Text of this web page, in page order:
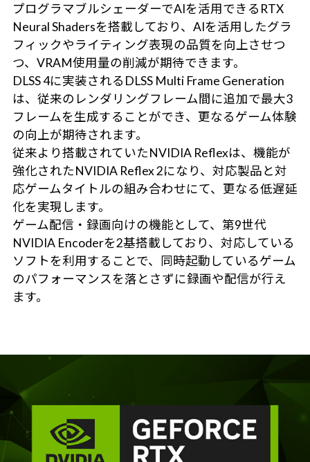
プログラマブルシェーダーでAIを活用できるRTX
Neural Shadersを搭載しており、AIを活用したグラ
フィックやライティング表現の品質を向上させつ
つ、VRAM使用量の削減が期待できます。
DLSS 4に実装されるDLSS Multi Frame Generation
は、従来のレンダリングフレーム間に追加で最大3
フレームを生成することができ、更なるゲーム体験
の向上が期待されます。
従来より搭載されていたNVIDIA Reflexは、機能が
強化されたNVIDIA Reflex 2になり、対応製品と対
応ゲームタイトルの組み合わせにて、更なる低遅延
化を実現します。
ゲーム配信・録画向けの機能として、第9世代
NVIDIA Encoderを2基搭載しており、対応している
ソフトを利用することで、同時起動しているゲーム
のパフォーマンスを落とさずに録画や配信が行え
ます。